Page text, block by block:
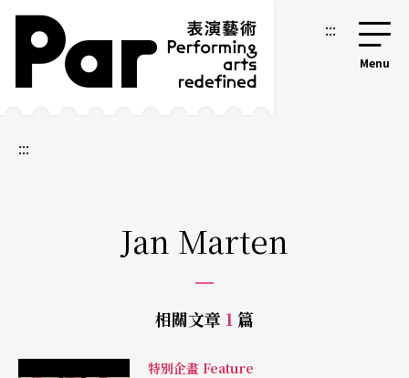
跳到主要內容區塊
網站導覽 :::
:::
Jan Marten
相關文章 1 篇
特別企畫 Feature